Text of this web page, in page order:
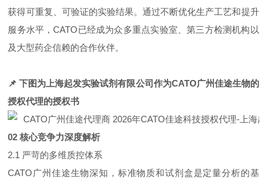
获得可重复、可验证的实验结果。通过不断优化生产工艺和提升
服务水平，CATO已经成为众多重点实验室、第三方检测机构以
及大型药企信赖的合作伙伴。
📌 下图为上海起发实验试剂有限公司作为CATO广州佳途生物的
授权代理的授权书
02 核心竞争力深度解析
2.1 严苛的多维质控体系
CATO广州佳途生物深知，标准物质和试剂盒是定量分析的基